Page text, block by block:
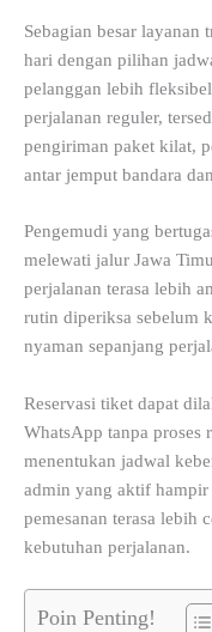
Sebagian besar layanan
hari dengan pilihan
pelanggan lebih
perjalanan reguler,
pengiriman paket kilat,
antar jemput bandara
Pengemudi yang
melewati jalur Jawa
perjalanan terasa lebih
rutin diperiksa sebelum
nyaman sepanjang
Reservasi tiket dapat
WhatsApp tanpa proses
menentukan jadwal
admin yang aktif hampir
pemesanan terasa lebih
kebutuhan perjalanan.
Poin Penting!